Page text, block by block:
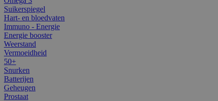
Suikerspiegel
Hart- en bloedvaten
Immuno - Energie
Energie booster
Weerstand
Vermoeidheid
50+
Snurken
Batterijen
Geheugen
Prostaat